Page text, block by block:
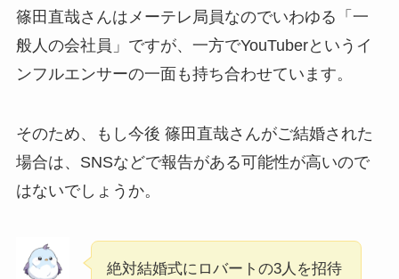
篠田直哉さんはメーテレ局員なのでいわゆる「一
般人の会社員」ですが、一方でYouTuberというイ
ンフルエンサーの一面も持ち合わせています。
そのため、もし今後 篠田直哉さんがご結婚された
場合は、SNSなどで報告がある可能性が高いので
はないでしょうか。
絶対結婚式にロバートの3人を招待